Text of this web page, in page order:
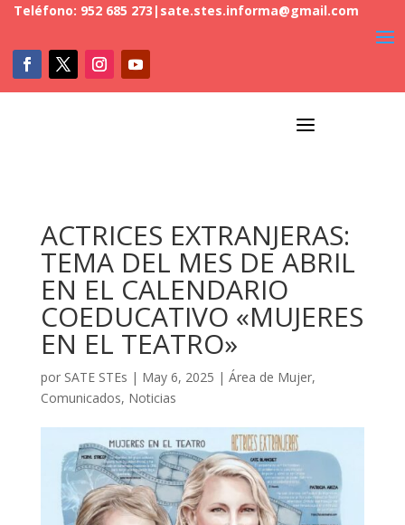
Teléfono: 952 685 273 | sate.stes.informa@gmail.com
a
ACTRICES EXTRANJERAS:
TEMA DEL MES DE ABRIL
EN EL CALENDARIO
COEDUCATIVO «MUJERES
EN EL TEATRO»
por SATE STEs | May 6, 2025 | Área de Mujer,
Comunicados, Noticias